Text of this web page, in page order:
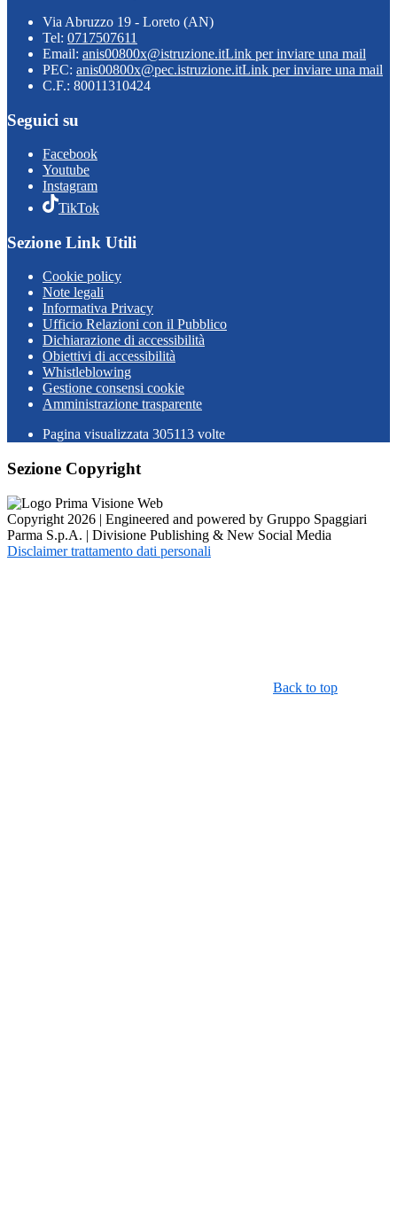
Via Abruzzo 19 - Loreto (AN)
Tel: 0717507611
Email: anis00800x@istruzione.itLink per inviare una mail
PEC: anis00800x@pec.istruzione.itLink per inviare una mail
C.F.: 80011310424
Seguici su
Facebook
Youtube
Instagram
TikTok
Sezione Link Utili
Cookie policy
Note legali
Informativa Privacy
Ufficio Relazioni con il Pubblico
Dichiarazione di accessibilità
Obiettivi di accessibilità
Whistleblowing
Gestione consensi cookie
Amministrazione trasparente
Pagina visualizzata 305113 volte
Sezione Copyright
Copyright 2026 | Engineered and powered by Gruppo Spaggiari
Parma S.p.A. | Divisione Publishing & New Social Media
Disclaimer trattamento dati personali
Back to top